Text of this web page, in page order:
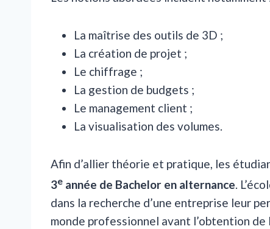
La maîtrise des outils de 3D ;
La création de projet ;
Le chiffrage ;
La gestion de budgets ;
Le management client ;
La visualisation des volumes.
Afin d’allier théorie et pratique, les
3e année de Bachelor en alternance.
dans la recherche d’une entreprise leur
monde professionnel avant l’obtention de